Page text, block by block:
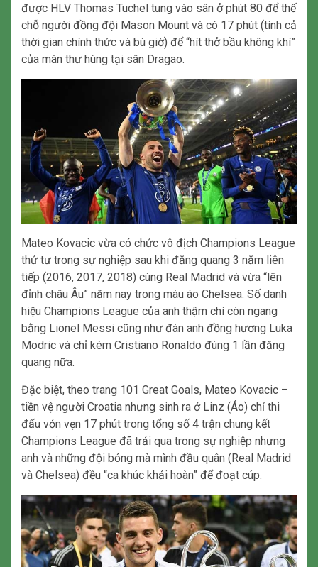
được HLV Thomas Tuchel tung vào sân ở phút 80 để thế
chỗ người đồng đội Mason Mount và có 17 phút (tính cả
thời gian chính thức và bù giờ) để “hít thở bầu không khí”
của màn thư hùng tại sân Dragao.
Mateo Kovacic vừa có chức vô địch Champions League
thứ tư trong sự nghiệp sau khi đăng quang 3 năm liên
tiếp (2016, 2017, 2018) cùng Real Madrid và vừa “lên
đỉnh châu Âu” năm nay trong màu áo Chelsea. Số danh
hiệu Champions League của anh thậm chí còn ngang
bằng Lionel Messi cũng như đàn anh đồng hương Luka
Modric và chỉ kém Cristiano Ronaldo đúng 1 lần đăng
quang nữa.
Đặc biệt, theo trang 101 Great Goals, Mateo Kovacic –
tiền vệ người Croatia nhưng sinh ra ở Linz (Áo) chỉ thi
đấu vỏn vẹn 17 phút trong tổng số 4 trận chung kết
Champions League đã trải qua trong sự nghiệp nhưng
anh và những đội bóng mà mình đầu quân (Real Madrid
và Chelsea) đều “ca khúc khải hoàn” để đoạt cúp.